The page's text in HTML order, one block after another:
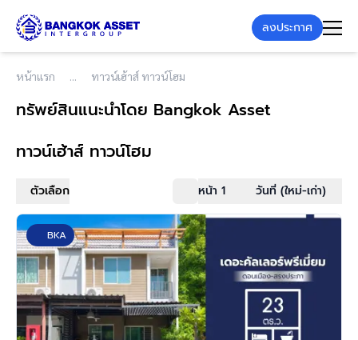
ลงประกาศ
หน้าแรก ทาวน์เฮ้าส์ ทาวน์โฮม
ทรัพย์สินแนะนำโดย Bangkok Asset
ทาวน์เฮ้าส์ ทาวน์โฮม
ตัวเลือก หน้า 1 วันที่ (ใหม่-เก่า)
BKA